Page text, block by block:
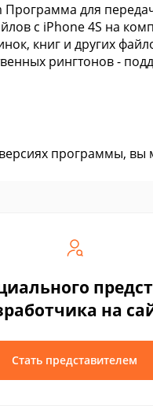
для
с iPhone 4S на
книг и других
рингтонов -
программы,
на
Стать представителем